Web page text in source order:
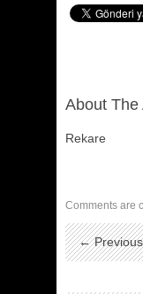
About The
Rekare
Comments are
←